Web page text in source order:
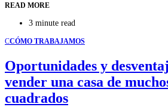
READ MORE
3 minute read
CCÓMO TRABAJAMOS
Oportunidades y
vender una casa de
cuadrados